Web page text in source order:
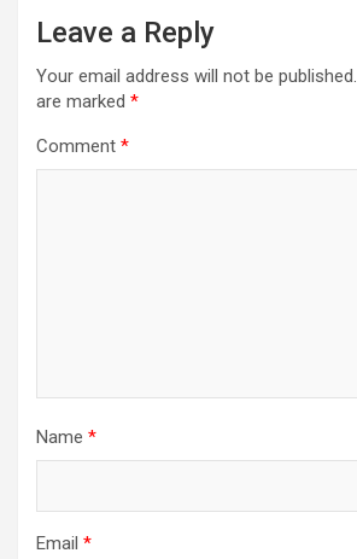
Leave a Reply
Your email address will not be published.
are marked *
Comment *
Name *
Email *